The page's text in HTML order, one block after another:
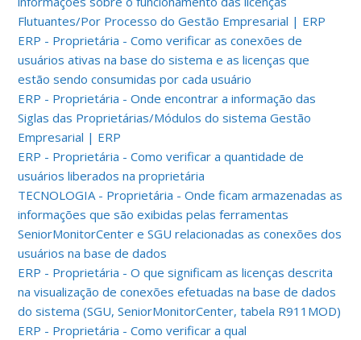
Flutuantes/Por Processo do Gestão Empresarial | ERP
ERP - Proprietária - Como verificar as conexões de
usuários ativas na base do sistema e as licenças que
estão sendo consumidas por cada usuário
ERP - Proprietária - Onde encontrar a informação das
Siglas das Proprietárias/Módulos do sistema Gestão
Empresarial | ERP
ERP - Proprietária - Como verificar a quantidade de
usuários liberados na proprietária
TECNOLOGIA - Proprietária - Onde ficam armazenadas as
informações que são exibidas pelas ferramentas
SeniorMonitorCenter e SGU relacionadas as conexões dos
usuários na base de dados
ERP - Proprietária - O que significam as licenças descrita
na visualização de conexões efetuadas na base de dados
do sistema (SGU, SeniorMonitorCenter, tabela R911MOD)
ERP - Proprietária - Como verificar a qual